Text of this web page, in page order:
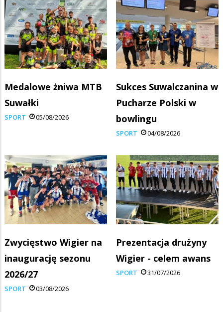
Medalowe żniwa MTB
Suwałki
SPORT 05/08/2026
Sukces Suwalczanina w
Pucharze Polski w
bowlingu
SPORT 04/08/2026
Zwycięstwo Wigier na
inaugurację sezonu
2026/27
SPORT 03/08/2026
Prezentacja drużyny
Wigier - celem awans
SPORT 31/07/2026